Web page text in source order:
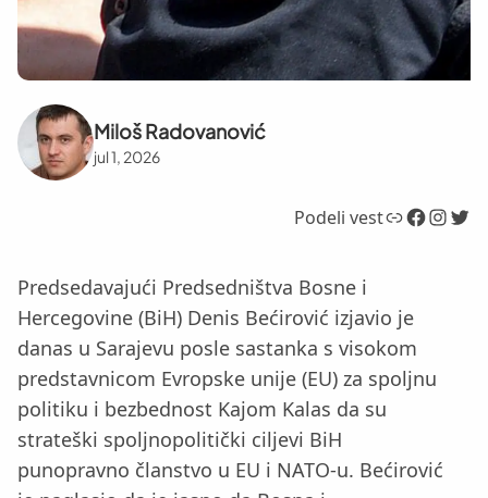
Miloš Radovanović
jul 1, 2026
Podeli vestLink Facebook InstagramTwitter
Predsedavajući Predsedništva Bosne i
Hercegovine (BiH) Denis Bećirović izjavio je
danas u Sarajevu posle sastanka s visokom
predstavnicom Evropske unije (EU) za spoljnu
politiku i bezbednost Kajom Kalas da su
strateški spoljnopolitički ciljevi BiH
punopravno članstvo u EU i NATO-u. Bećirović